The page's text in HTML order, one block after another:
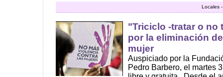
Locales
"Triciclo -tratar o no
por la eliminación
mujer
Auspiciado por la
Pedro Barbero, el martes